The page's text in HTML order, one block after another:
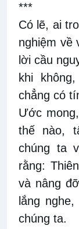
***
Có lẽ, ai
nghiệm về
lời cầu
khi
chẳng có
Ước
thế nào,
chúng ta
rằng:
và nâng
lắng
chúng ta.